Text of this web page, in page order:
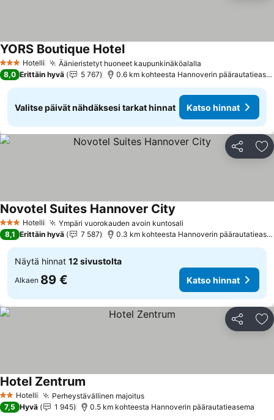
3 Tähtiluokitus
Hotelli Äänieristetyt huoneet kaupunkinäköalalla
YORS Boutique HotelKatso hinnat
8,0 Erittäin hyvä 5 767 0.6 km kohteesta Hannoverin
Valitse päivät nähdäksesi tarkat hinnat Katso hinnat
Jaa
3 Tähtiluokitus
Hotelli Ympäri vuorokauden avoin kuntosali
Novotel Suites Hannover City
8,1 Erittäin hyvä 7 587 0.3 km kohteesta Hannoverin
Näytä hinnat 12 sivustolta
Alkaen 89 € Katso hinnat
Jaa
2 Tähtiluokitus
Hotelli Perheystävällinen majoitusKatso hinnat
Hotel Zentrum
7,5 Hyvä 1 945 0.5 km kohteesta Hannoverin päärautatieasema